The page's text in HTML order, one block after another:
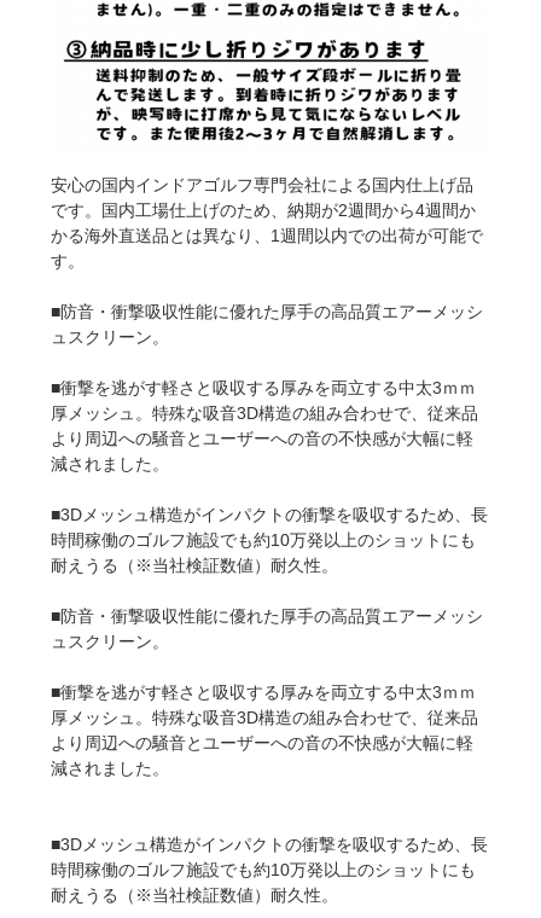
安心の国内インドアゴルフ専門会社による国内仕上げ品
です。国内工場仕上げのため、納期が2週間から4週間か
かる海外直送品とは異なり、1週間以内での出荷が可能で
す。
■防音・衝撃吸収性能に優れた厚手の高品質エアーメッシ
ュスクリーン。
■衝撃を逃がす軽さと吸収する厚みを両立する中太3ｍｍ
厚メッシュ。特殊な吸音3D構造の組み合わせで、従来品
より周辺への騒音とユーザーへの音の不快感が大幅に軽
減されました。
■3Dメッシュ構造がインパクトの衝撃を吸収するため、長
時間稼働のゴルフ施設でも約10万発以上のショットにも
耐えうる（※当社検証数値）耐久性。
■防音・衝撃吸収性能に優れた厚手の高品質エアーメッシ
ュスクリーン。
■衝撃を逃がす軽さと吸収する厚みを両立する中太3ｍｍ
厚メッシュ。特殊な吸音3D構造の組み合わせで、従来品
より周辺への騒音とユーザーへの音の不快感が大幅に軽
減されました。
■3Dメッシュ構造がインパクトの衝撃を吸収するため、長
時間稼働のゴルフ施設でも約10万発以上のショットにも
耐えうる（※当社検証数値）耐久性。